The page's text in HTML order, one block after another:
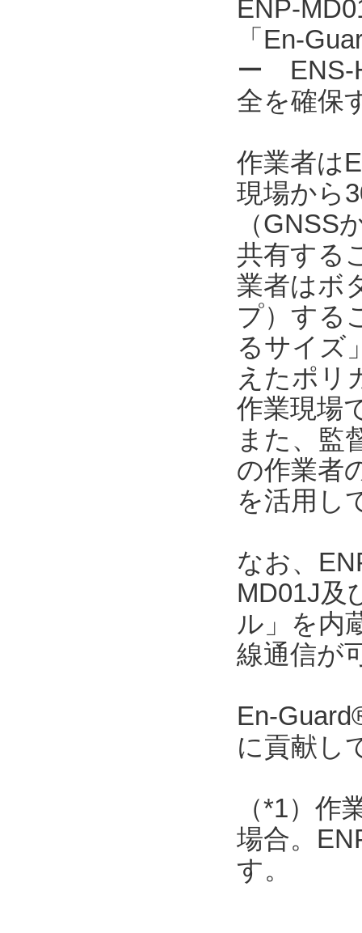
ENP-
「En-
ー ENS-
全を確保
作業者は
現場から
（GNSS
共有する
業者はボ
プ）する
るサイズ
えたポリ
作業現場
また、監
の作業者
を活用し
なお、
MD01J及
ル」を内
線通信が
En-
に貢献し
（*1）
場合。
す。